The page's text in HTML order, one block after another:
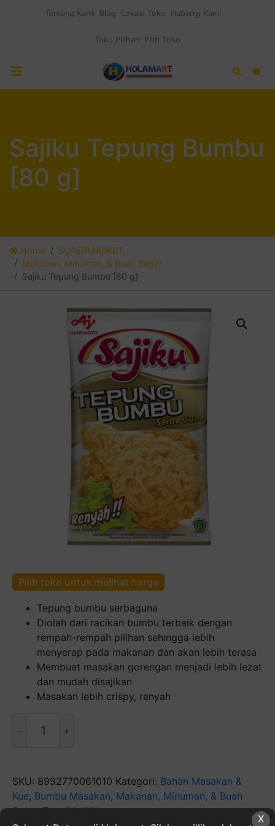
Tentang Kami Blog Lokasi Toko Hubungi Kami
Toko Pilihan: Pilih Toko
Search
Sajiku Tepung Bumbu
[80 g]
Home
SUPERMARKET
Makanan, Minuman, & Buah Segar
Sajiku Tepung Bumbu [80 g]
Pilih toko untuk melihat harga
Tepung bumbu serbaguna
Diolah dari racikan bumbu terbaik dengan
rempah-rempah pilihan sehingga lebih
menyerap pada makanan dan akan lebih terasa
Membuat masakan gorengan menjadi lebih lezat
dan mudah disajikan
Masakan lebih crispy, renyah
Sajiku
[80
g]
SKU: 8992770061010 Kategori: Bahan Masakan &
Kue, Bumbu Masakan, Makanan, Minuman, & Buah
Segar Tag:SAJIKU
X